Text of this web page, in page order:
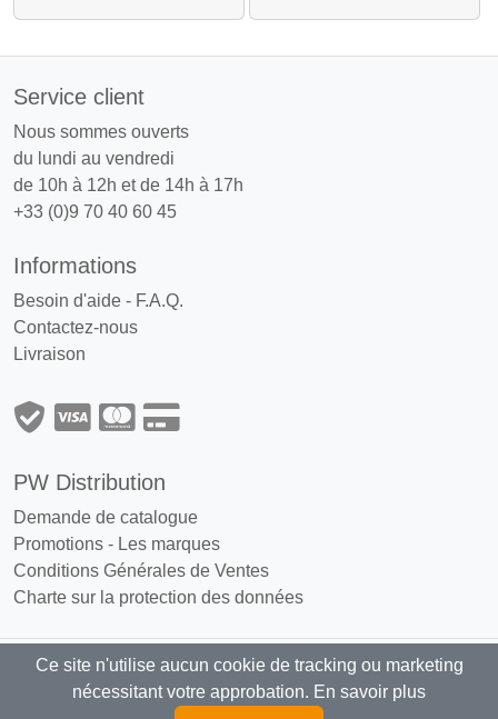
Service client
Nous sommes ouverts
du lundi au vendredi
de 10h à 12h et de 14h à 17h
+33 (0)9 70 40 60 45
Informations
Besoin d'aide - F.A.Q.
Contactez-nous
Livraison
PW Distribution
Demande de catalogue
Promotions - Les marques
Conditions Générales de Ventes
Charte sur la protection des données
PW Distribution : Grossiste, distributeur
Ce site n'utilise aucun cookie de tracking ou marketing
nécessitant votre approbation. En savoir plus